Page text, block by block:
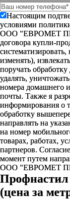
Настоящим
условиями
ООО "ЕВРОМЕТ
договора купли-
изменять),
поручать
удалять,
номера домашнего
почты. Также я
информирования о
обработку
направлять на
на номер
товарах,
партнеров.
момент путем
ООО "ЕВРОМЕТ
(цена за